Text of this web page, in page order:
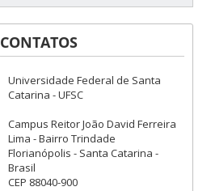
CONTATOS
Universidade Federal de Santa
Catarina - UFSC
Campus Reitor João David Ferreira
Lima - Bairro Trindade
Florianópolis - Santa Catarina -
Brasil
CEP 88040-900